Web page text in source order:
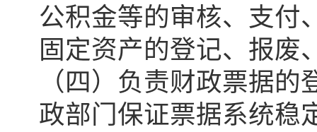
公积金等的审核、支付
固定资产的登记、报废
（四）负责财政票据
政部门保证票据系统稳